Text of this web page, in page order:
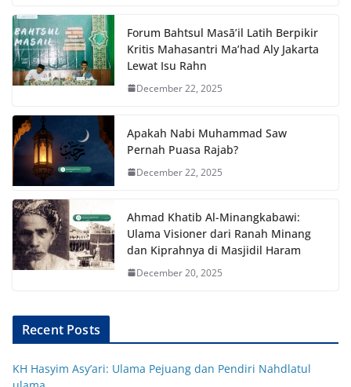
Forum Bahtsul Masā’il Latih Berpikir
Kritis Mahasantri Ma’had Aly Jakarta
Lewat Isu Rahn
December 22, 2025
Apakah Nabi Muhammad Saw
Pernah Puasa Rajab?
December 22, 2025
Ahmad Khatib Al-Minangkabawi:
Ulama Visioner dari Ranah Minang
dan Kiprahnya di Masjidil Haram
December 20, 2025
Recent Posts
KH Hasyim Asy’ari: Ulama Pejuang dan Pendiri Nahdlatul